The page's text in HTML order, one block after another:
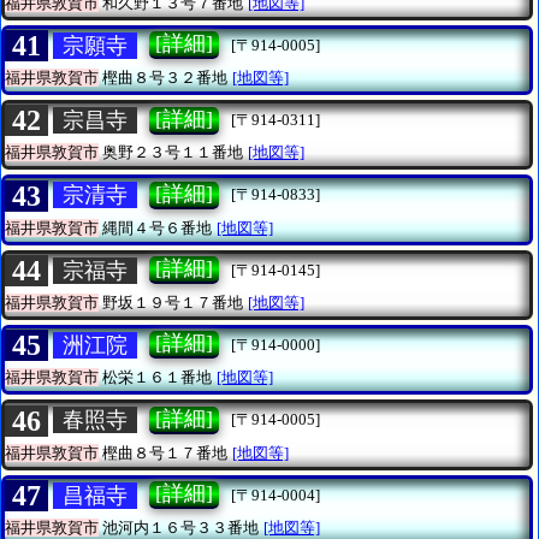
41 宗願寺 [詳細]
[〒914-0005]
福井県敦賀市樫曲８号３２番地 [地図等]
42 宗昌寺 [詳細]
[〒914-0311]
福井県敦賀市奥野２３号１１番地 [地図等]
43 宗清寺 [詳細]
[〒914-0833]
福井県敦賀市縄間４号６番地 [地図等]
44 宗福寺 [詳細]
[〒914-0145]
福井県敦賀市野坂１９号１７番地 [地図等]
45 洲江院 [詳細]
[〒914-0000]
福井県敦賀市松栄１６１番地 [地図等]
46 春照寺 [詳細]
[〒914-0005]
福井県敦賀市 樫曲８号１７番地 [地図等]
47 昌福寺 [詳細]
[〒914-0004]
福井県敦賀市池河内１６号３３番地 [地図等]